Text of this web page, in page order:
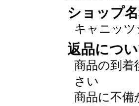
ショップ
キャニッ
返品につ
商品の到着
さい
商品に不備